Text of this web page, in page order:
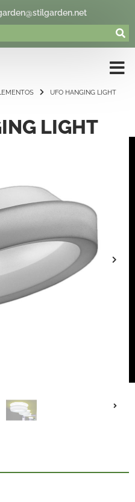
UFO HANGING LIGHT
LIGHT